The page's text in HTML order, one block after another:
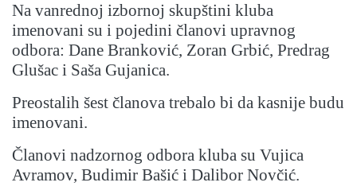
Na vanrednoj izbornoj skupštini kluba
imenovani su i pojedini članovi upravnog
odbora: Dane Branković, Zoran Grbić, Predrag
Glušac i Saša Gujanica.
Preostalih šest članova trebalo bi da kasnije budu
imenovani.
Članovi nadzornog odbora kluba su Vujica
Avramov, Budimir Bašić i Dalibor Novčić.